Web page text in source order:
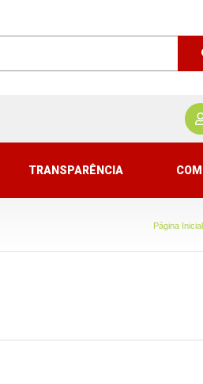
TRANSPARÊNCIA
Página Inicial